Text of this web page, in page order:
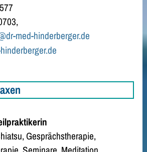
med-hinderberger.de
Gesprächstherapie,